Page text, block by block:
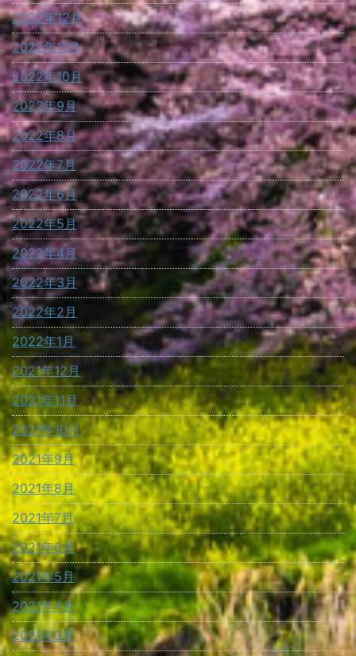
2022年12月
2022年11月
2022年10月
2022年9月
2022年8月
2022年7月
2022年6月
2022年5月
2022年4月
2022年3月
2022年2月
2022年1月
2021年12月
2021年11月
2021年10月
2021年9月
2021年8月
2021年7月
2021年6月
2021年5月
2021年4月
2021年3月